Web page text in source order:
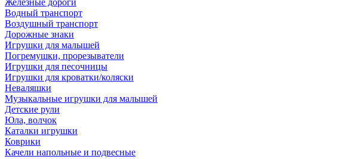
Железные дороги
Водный транспорт
Воздушный транспорт
Дорожные знаки
Игрушки для малышей
Погремушки, прорезыватели
Игрушки для песочницы
Игрушки для кроватки/коляски
Неваляшки
Музыкальные игрушки для малышей
Детские рули
Юла, волчок
Каталки игрушки
Коврики
Качели напольные и подвесные